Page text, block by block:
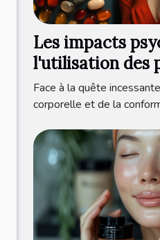
Les impacts
l'utilisation des
régime sur
Face à la quête
corporelle et de la